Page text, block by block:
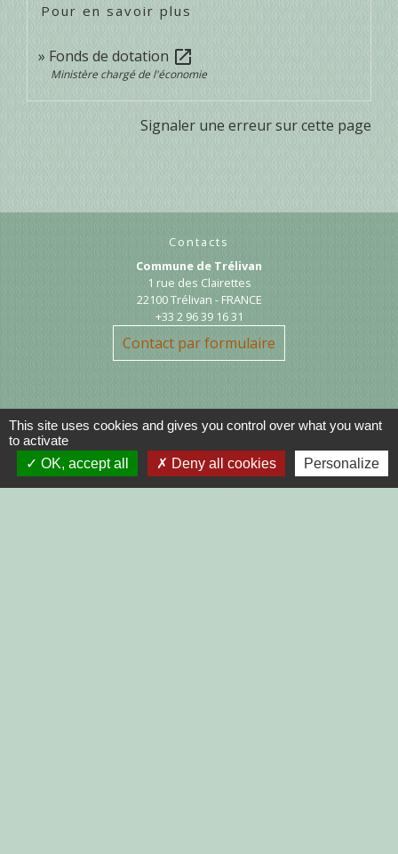
Pour en savoir plus
Fonds de dotation open_in_new
Ministère chargé de l'économie
Signaler une erreur sur cette page
Contacts
Commune de Trélivan
1 rue des Clairettes
22100 Trélivan - FRANCE
+33 2 96 39 16 31
Contact par formulaire
Liens
This site uses cookies and gives you control over what you want
to activate
OK, accept all
Deny all cookies Personalize